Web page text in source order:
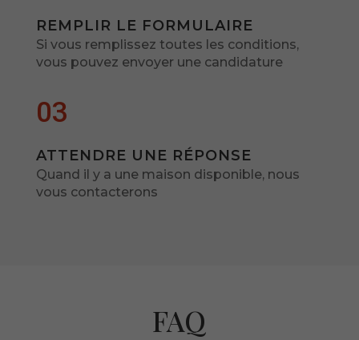
REMPLIR LE FORMULAIRE
Si vous remplissez toutes les conditions,
vous pouvez envoyer une candidature
03
ATTENDRE UNE RÉPONSE
Quand il y a une maison disponible, nous
vous contacterons
FAQ